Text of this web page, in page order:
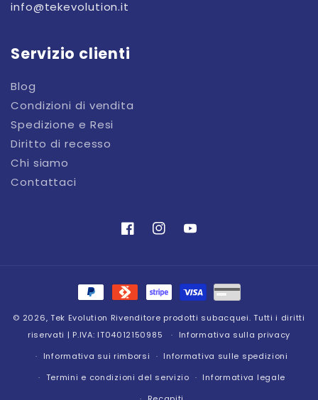
info@tekevolution.it
Servizio clienti
Blog
Condizioni di vendita
Spedizione e Resi
Diritto di recesso
Chi siamo
Contattaci
FacebookInstagramYouTube
Metodi
di
pagamento
© 2026, Tek Evolution Rivenditore prodotti subacquei. Tutti i diritti
riservati | P.IVA: IT04012150985
Informativa sulla privacy
Informativa sui rimborsi
Informativa sulle spedizioni
Termini e condizioni del servizio
Informativa legale